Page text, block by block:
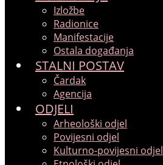
Izložbe
Radionice
Manifestacije
Ostala događanja
STALNI POSTAV
Čardak
Agencija
ODJELI
Arheološki odjel
Povijesni odjel
Kulturno-povijesni odjel